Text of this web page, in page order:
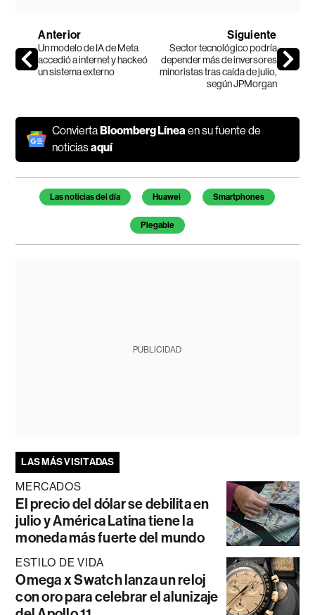
Anterior
Un modelo de IA de Meta
accedió a internet y hackeó
un sistema externo
Siguiente
Sector tecnológico podría
depender más de inversores
minoristas tras caída de julio,
según JPMorgan
ConviertaBloomberg Línea en su fuente de
noticiasaquí
Temas de este artículo
Las noticias del día Huawei Smartphones
Plegable
PUBLICIDAD
LAS MÁS VISITADAS
MERCADOS
El precio del dólar se debilita en
julio y América Latina tiene la
moneda más fuerte del mundo
ESTILO DE VIDA
Omega x Swatch lanza un reloj
con oro para celebrar el alunizaje